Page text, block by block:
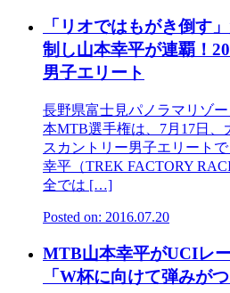
「リオではもがき倒す
制し山本幸平が連覇！
男子エリート
長野県富士見パノラマリゾ
本MTB選手権は、7月17日、
スカントリー男子エリート
幸平（TREK FACTORY
全では […]
Posted on: 2016.07.20
MTB山本幸平がUCIレ
「W杯に向けて弾みがつ